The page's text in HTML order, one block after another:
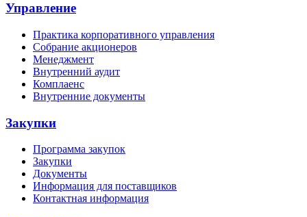
Управление
Практика корпоративного управления
Собрание акционеров
Менеджмент
Внутренний аудит
Комплаенс
Внутренние документы
Закупки
Программа закупок
Закупки
Документы
Информация для поставщиков
Контактная информация